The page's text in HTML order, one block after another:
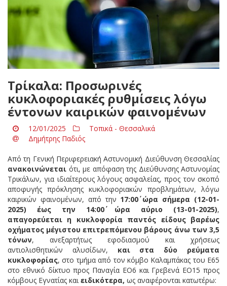
Τρίκαλα: Προσωρινές
κυκλοφοριακές ρυθμίσεις λόγω
έντονων καιρικών φαινομένων
12/01/2025
Τοπικά - Θεσσαλικά
Δημήτρης Παδιός
Από τη Γενική Περιφερειακή Αστυνομική Διεύθυνση Θεσσαλίας
ανακοινώνεται ότι, με απόφαση της Διεύθυνσης Αστυνομίας
Τρικάλων, για ιδιαίτερους λόγους ασφαλείας, προς τον σκοπό
αποφυγής πρόκλησης κυκλοφοριακών προβλημάτων, λόγω
καιρικών φαινομένων, από την 17:00΄ ώρα σήμερα (12-01-
2025)
έως την 14:00΄ ώρα αύριο (13-01-2025),
απαγορεύεται η κυκλοφορία παντός είδους βαρέως
οχήματος μέγιστου επιτρεπόμενου βάρους άνω των 3,5
τόνων, ανεξαρτήτως εφοδιασμού και χρήσεως
αντιολισθητικών αλυσίδων, και στα δύο ρεύματα
κυκλοφορίας, στο τμήμα από τον κόμβο Καλαμπάκας του Ε65
στο εθνικό δίκτυο προς Παναγία ΕΟ6 και Γρεβενά ΕΟ15 προς
κόμβους Εγνατίας καιειδικότερα, ως αναφέρονται κατωτέρω: